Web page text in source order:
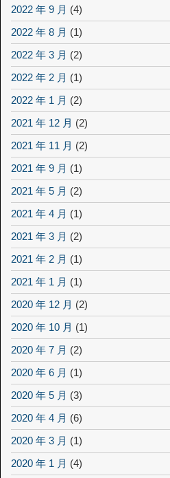
2022 年 9 月 (4)
2022 年 8 月 (1)
2022 年 3 月 (2)
2022 年 2 月 (1)
2022 年 1 月 (2)
2021 年 12 月 (2)
2021 年 11 月 (2)
2021 年 9 月 (1)
2021 年 5 月 (2)
2021 年 4 月 (1)
2021 年 3 月 (2)
2021 年 2 月 (1)
2021 年 1 月 (1)
2020 年 12 月 (2)
2020 年 10 月 (1)
2020 年 7 月 (2)
2020 年 6 月 (1)
2020 年 5 月 (3)
2020 年 4 月 (6)
2020 年 3 月 (1)
2020 年 1 月 (4)